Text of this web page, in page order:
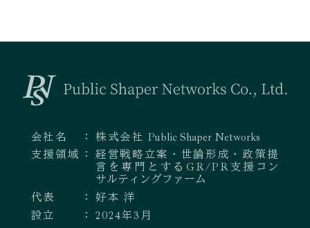
会社名 株式会社 Public Shaper Networks
支援領域
経営戦略立案・世論形成・政策提
言を専門とするGR/PR支援 コン
サルティングファーム
代表
好本 洋
設立
2024年3月